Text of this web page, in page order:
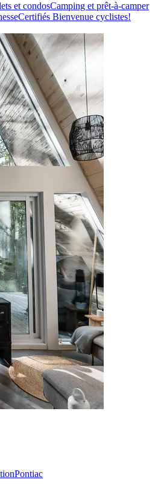
et condosCamping et prêt-à-camper
Certifiés Bienvenue cyclistes!
Pontiac